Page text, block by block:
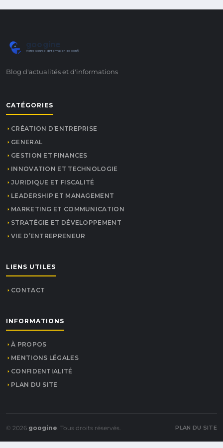
Votre source d'information de confiance
Blog d'actualités et d'informations
CATÉGORIES
CRÉATION D’ENTREPRISE
GENERAL
GESTION ET FINANCES
INNOVATION ET TECHNOLOGIE
JURIDIQUE ET FISCALITÉ
LEADERSHIP ET MANAGEMENT
MARKETING ET COMMUNICATION
STRATÉGIE ET DÉVELOPPEMENT
VIE D’ENTREPRENEUR
LIENS UTILES
CONTACT
INFORMATIONS
À PROPOS
MENTIONS LÉGALES
CONFIDENTIALITÉ
PLAN DU SITE
© 2026 googine. Tous droits réservés. PLAN DU SITE